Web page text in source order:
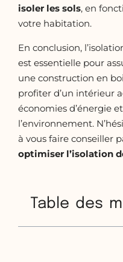
isoler les sols, en
votre habitation.
En conclusion,
est essentielle pour
une construction en
profiter d’un intérieur
économies d’énergie
l’environnement.
à vous faire conseiller
optimiser l’isolation
Table des